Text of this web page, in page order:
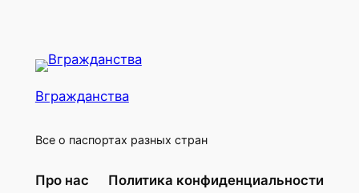
Вгражданства
Все о паспортах разных стран
Про нас Политика конфиденциальности